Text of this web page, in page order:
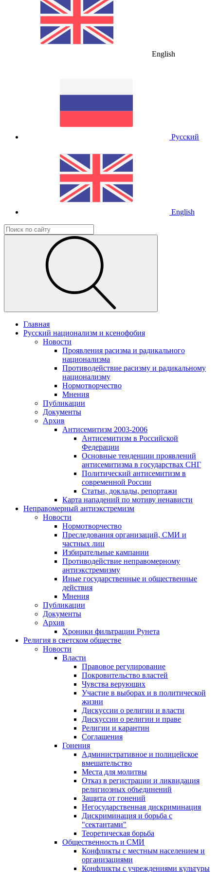
English
Русский
English
Главная
Русский национализм и ксенофобия
Новости
Проявления расизма и радикального
национализма
Противодействие расизму и радикальному
национализму
Нормотворчество
Мнения
Публикации
Документы
Архив
Антисемитизм 2003-2006
Антисемитизм в Российской
Федерации
Основные тенденции проявлений
антисемитизма в государствах СНГ
Политический антисемитизм в
современной России
Статьи, доклады, репортажи
Карта нападений по мотиву ненависти
Неправомерный антиэкстремизм
Новости
Нормотворчество
Преследования организаций, СМИ и
частных лиц
Избирательные кампании
Противодействие неправомерному
антиэкстремизму
Иные государственные и общественные
действия
Мнения
Публикации
Документы
Архив
Хроники фильтрации Рунета
Религия в светском обществе
Новости
Власти
Правовое регулирование
Покровительство властей
Чувства верующих
Участие в выборах и в политической
жизни
Дискуссии о религии и власти
Дискуссии о религии и праве
Религии и карантин
Соглашения
Гонения
Административное и полицейское
вмешательство
Места для молитвы
Отказ в регистрации и ликвидация
религиозных объединений
Защита от гонений
Негосударственная дискриминация
Дискриминация и борьба с
"сектантами"
Теоретическая борьба
Общественность и СМИ
Конфликты с местным населением и
организациями
Конфликты с учреждениями культуры